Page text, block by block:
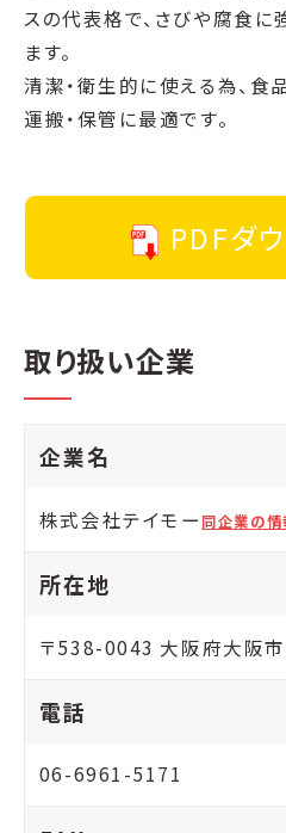
スの代表格で、さびや腐食に
ます。
清潔・衛生的に使える為、食
運搬・保管に最適です。
PDFダ
取り扱い企業
企業名
株式会社テイモー 同企業の情
所在地
〒538-0043 大阪府大阪
電話
06-6961-5171